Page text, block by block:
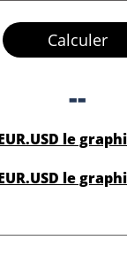
Calculer
--
le
le